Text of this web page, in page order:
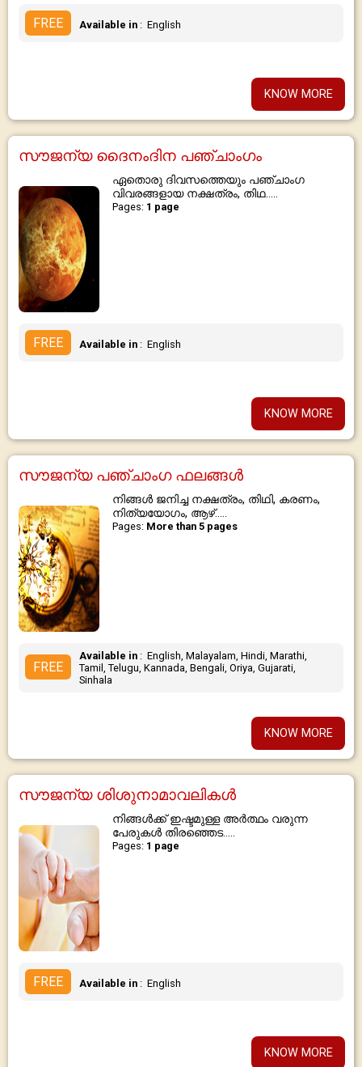
FREE Available in : English
KNOW MORE
സൗജന്യ ദൈനംദിന പഞ്ചാംഗം
ഏതൊരു ദിവസത്തെയും പഞ്ചാംഗ
വിവരങ്ങളായ നക്ഷത്രം, തിഥ.....
Pages: 1 page
FREE Available in : English
KNOW MORE
സൗജന്യ പഞ്ചാംഗ ഫലങ്ങൾ
നിങ്ങൾ ജനിച്ച നക്ഷത്രം, തിഥി, കരണം,
നിത്യയോഗം, ആഴ്.....
Pages: More than 5 pages
FREE
Available in : English, Malayalam, Hindi, Marathi,
Tamil, Telugu, Kannada, Bengali, Oriya, Gujarati,
Sinhala
KNOW MORE
സൗജന്യ ശിശുനാമാവലികൾ
നിങ്ങൾക്ക് ഇഷ്ടമുള്ള അർത്ഥം വരുന്ന
പേരുകൾ തിരഞ്ഞെട.....
Pages: 1 page
FREE Available in : English
KNOW MORE